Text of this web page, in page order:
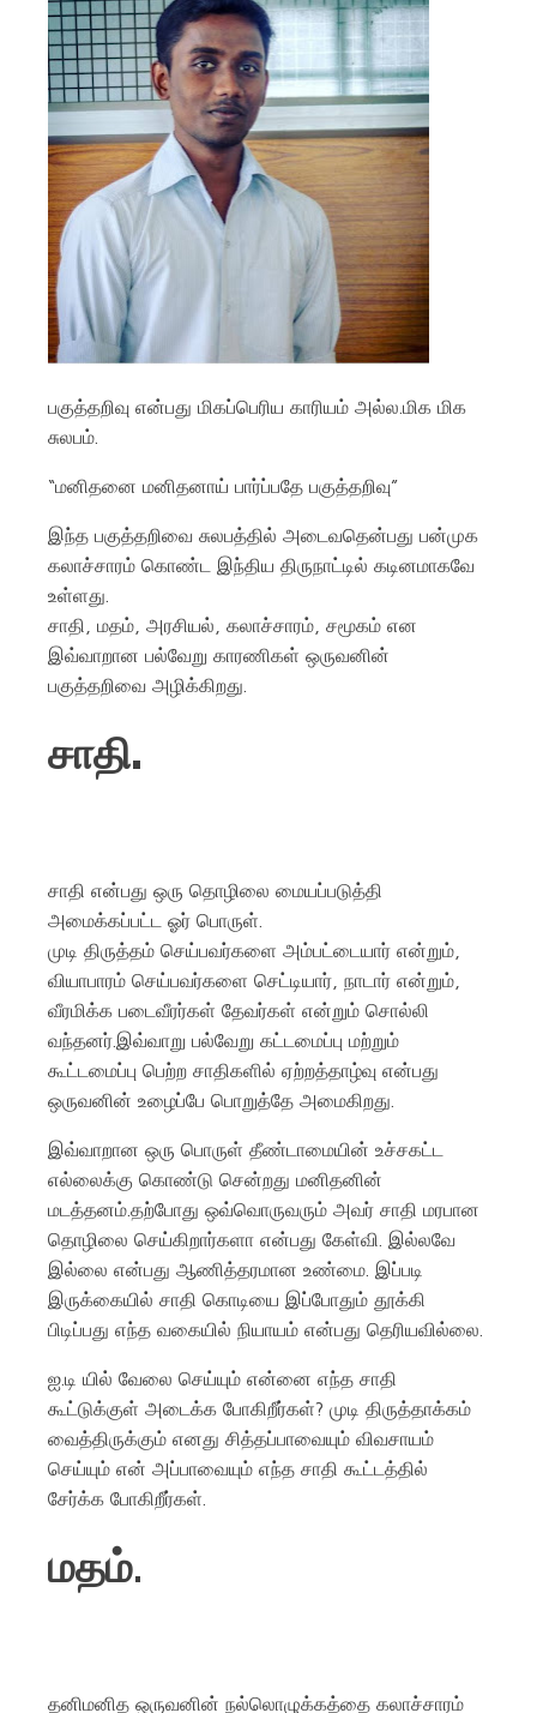
பகுத்தறிவு என்பது மிகப்பெரிய காரியம் அல்ல.மிக மிக
சுலபம்.
“மனிதனை மனிதனாய் பார்ப்பதே பகுத்தறிவு”
இந்த பகுத்தறிவை சுலபத்தில் அடைவதென்பது பன்முக
கலாச்சாரம் கொண்ட இந்திய திருநாட்டில் கடினமாகவே
உள்ளது.
சாதி, மதம், அரசியல், கலாச்சாரம், சமூகம் என
இவ்வாறான பல்வேறு காரணிகள் ஒருவனின்
பகுத்தறிவை அழிக்கிறது.
சாதி.
சாதி என்பது ஒரு தொழிலை மையப்படுத்தி
அமைக்கப்பட்ட ஓர் பொருள்.
முடி திருத்தம் செய்பவர்களை அம்பட்டையார் என்றும்,
வியாபாரம் செய்பவர்களை செட்டியார், நாடார் என்றும்,
வீரமிக்க படைவீரர்கள் தேவர்கள் என்றும் சொல்லி
வந்தனர்.இவ்வாறு பல்வேறு கட்டமைப்பு மற்றும்
கூட்டமைப்பு பெற்ற சாதிகளில் ஏற்றத்தாழ்வு என்பது
ஒருவனின் உழைப்பே பொறுத்தே அமைகிறது.
இவ்வாறான ஒரு பொருள் தீண்டாமையின் உச்சகட்ட
எல்லைக்கு கொண்டு சென்றது மனிதனின்
மடத்தனம்.தற்போது ஒவ்வொருவரும் அவர் சாதி மரபான
தொழிலை செய்கிறார்களா என்பது கேள்வி. இல்லவே
இல்லை என்பது ஆணித்தரமான உண்மை. இப்படி
இருக்கையில் சாதி கொடியை இப்போதும் தூக்கி
பிடிப்பது எந்த வகையில் நியாயம் என்பது தெரியவில்லை.
ஐ.டி யில் வேலை செய்யும் என்னை எந்த சாதி
கூட்டுக்குள் அடைக்க போகிறீர்கள்? முடி திருத்தாக்கம்
வைத்திருக்கும் எனது சித்தப்பாவையும் விவசாயம்
செய்யும் என் அப்பாவையும் எந்த சாதி கூட்டத்தில்
சேர்க்க போகிறீர்கள்.
மதம்.
தனிமனித ஒருவனின் நல்லொழுக்கத்தை கலாச்சாரம்